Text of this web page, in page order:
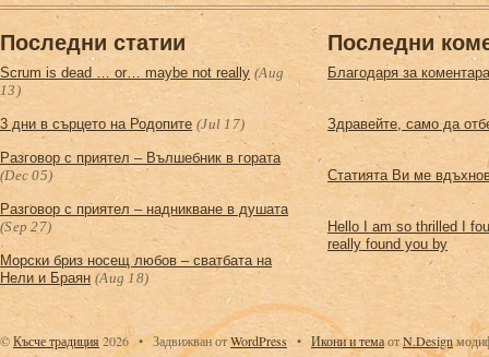
Последни статии
Scrum is dead … or… maybe not really (Aug
13)
3 дни в сърцето на Родопите (Jul 17)
Разговор с приятел – Вълшебник в горатa
(Dec 05)
Разговор с приятел – надникване в душата
(Sep 27)
Морски бриз носещ любов – сватбата на
Нели и Браян (Aug 18)
Последни
Благодаря за
Здравейте, само да
Статията Ви ме
Hello I am so thrilled I
really found you by
©Късче традиция 2026 • Задвижван отWordPress • Иконии темаотN.Design